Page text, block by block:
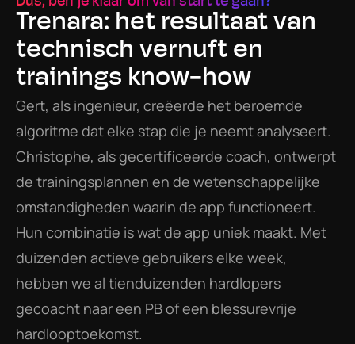
Trenara: het resultaat van
technisch vernuft en
trainings know-how
Gert, als ingenieur, creëerde het beroemde
algoritme dat elke stap die je neemt analyseert.
Christophe, als gecertificeerde coach, ontwerpt
de trainingsplannen en de wetenschappelijke
omstandigheden waarin de app functioneert.
Hun combinatie is wat de app uniek maakt. Met
duizenden actieve gebruikers elke week,
hebben we al tienduizenden hardlopers
gecoacht naar een PB of een blessurevrije
hardlooptoekomst.